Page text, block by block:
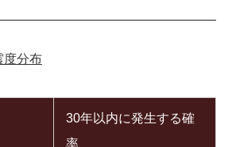
度分布
30年以内に発生する確
率